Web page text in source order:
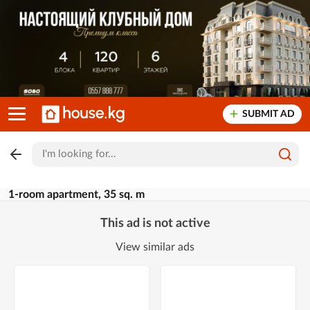
SUBMIT AD
1-room apartment, 35 sq. m
This ad is not active
View similar ads